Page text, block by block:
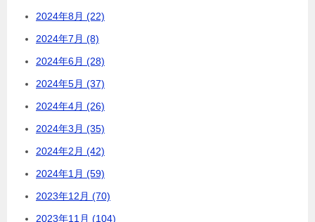
2024年8月 (22)
2024年7月 (8)
2024年6月 (28)
2024年5月 (37)
2024年4月 (26)
2024年3月 (35)
2024年2月 (42)
2024年1月 (59)
2023年12月 (70)
2023年11月 (104)